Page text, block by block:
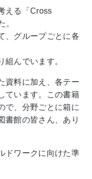
える「Cross
。
、グループごとに各
組んでいます。
資料に加え、各テー
ています。この書籍
で、分野ごとに箱に
書館の皆さん、あり
ドワークに向けた準